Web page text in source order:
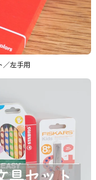
／左手用